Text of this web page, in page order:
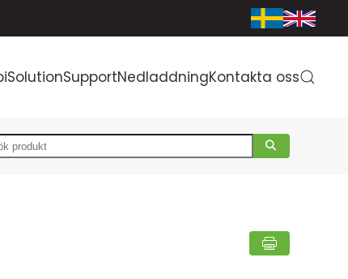
SupportNedladdningKontakta oss